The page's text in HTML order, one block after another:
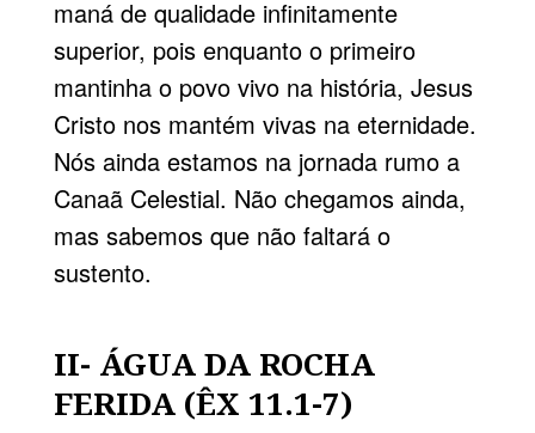
maná de qualidade infinitamente
superior, pois enquanto o primeiro
mantinha o povo vivo na história, Jesus
Cristo nos mantém vivas na eternidade.
Nós ainda estamos na jornada rumo a
Canaã Celestial. Não chegamos ainda,
mas sabemos que não faltará o
sustento.
II- ÁGUA DA ROCHA
FERIDA (ÊX 11.1-7)